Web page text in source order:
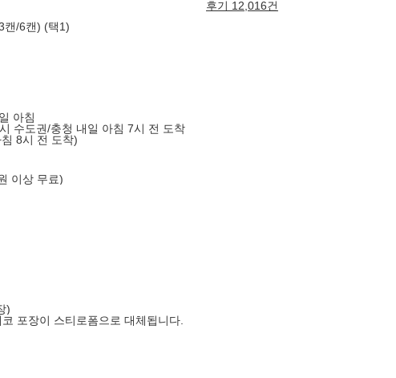
후기 12,016건
캔/6캔) (택1)
아침
수도권/충청 내일 아침 7시 전 도착
8시 전 도착)
이상 무료)
)
포장이 스티로폼으로 대체됩니다.